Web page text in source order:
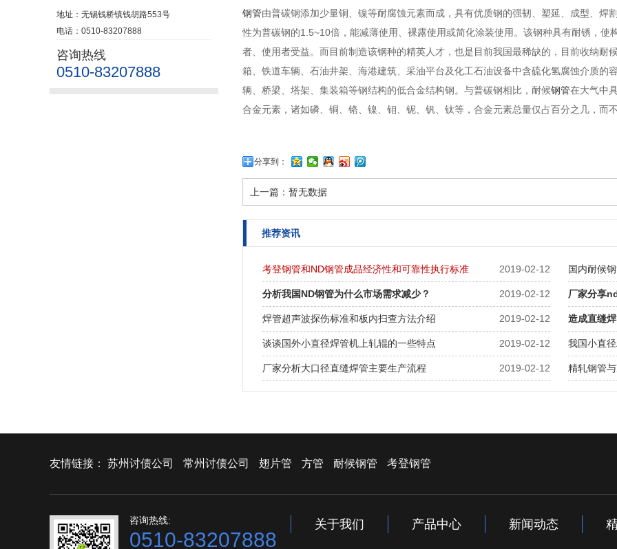
地址：无锡钱桥镇钱胡路553号
电话：0510-83207888
咨询热线
0510-83207888
钢管由普碳钢添加少量铜、镍等耐腐蚀元素而成，具有优质钢的强韧、塑延、成型、
性为普碳钢的1.5~10倍，能减薄使用、裸露使用或简化涂装使用。该钢种具有耐锈，
者、使用者受益。而目前制造该钢种的精英人才，也是目前我国最稀缺的，目前收纳耐
箱、铁道车辆、石油井架、海港建筑、采油平台及化工石油设备中含硫化氢腐蚀介质的
辆、桥梁、塔架、集装箱等钢结构的低合金结构钢。与普碳钢相比，耐候钢管在大气中
合金元素，诸如磷、铜、铬、镍、钼、铌、钒、钛等，合金元素总量仅占百分之几，而
分享到：
上一篇： 暂无数据
推荐资讯
2019-02-12
考登钢管和ND钢管成品经济性和可靠性执行标准 国内耐候
2019-02-12
分析我国ND钢管为什么市场需求减少？ 厂家分享
2019-02-12
焊管超声波探伤标准和板内扫查方法介绍 造成直缝
2019-02-12
谈谈国外小直径焊管机上轧辊的一些特点 我国小直
2019-02-12
厂家分析大口径直缝焊管主要生产流程 精轧钢管
友情链接： 苏州讨债公司 常州讨债公司 翅片管 方管 耐候钢管 考登钢管
咨询热线:
0510-83207888
关于我们 产品中心 新闻动态